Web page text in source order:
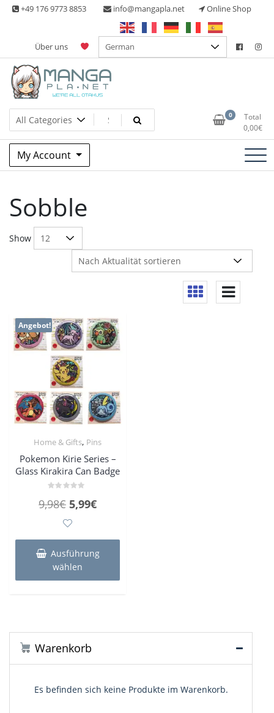
Skip +49 176 9773 8853 info@mangapla.net Online Shop
Über uns
Manga Planet
Split Part Online Shop 0
Total
0,00€
My Account
Sobble
Show
Angebot!
Home & Gifts, Pins
Pokemon Kirie Series –
Glass Kirakira Can Badge
mit
9,98€ Ursprünglicher
Preis
war:
9,98€
5,99€Aktueller
ist:
5,99€.
Ausführung
wählen
der
gewählt
Warenkorb
Es befinden sich keine Produkte im Warenkorb.